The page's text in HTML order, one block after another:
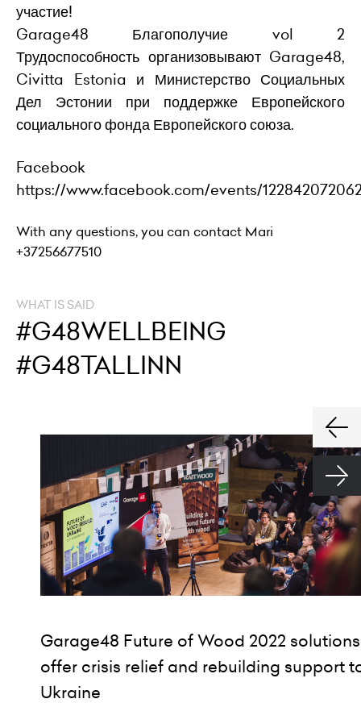
участие!
Garage48 Благополучие vol 2
Трудоспособность организовывают Garage48,
Civitta Estonia и Министерство Социальных
Дел Эстонии при поддержке Европейского
социального фонда Европейского союза.
Facebook
https://www.facebook.com/events/
With any questions, you can contact Mari
+37256677510
WHAT IS SAID
#G48WELLBEING
#G48TALLINN
Garage48 Future of Wood 2022 solutions
offer crisis relief and rebuilding support
Ukraine